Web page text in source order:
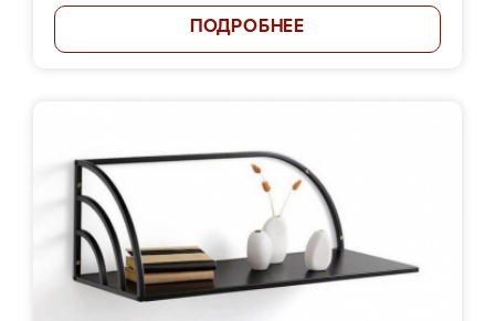
ПОДРОБНЕЕ